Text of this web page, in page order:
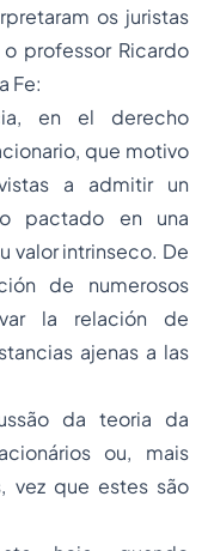
os juristas
professor Ricardo
Fe:
en el derecho
que motivo
a admitir un
pactado en una
valor intrinseco. De
de numerosos
la relación de
ajenas a las
da teoria da
ou, mais
vez que estes são